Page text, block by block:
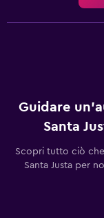
Guidare
Santa
Scopri tutto ciò
Santa Justa per